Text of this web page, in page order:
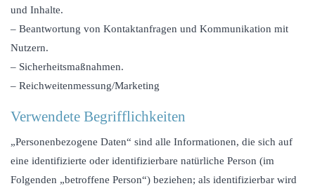
und Inhalte.
– Beantwortung von Kontaktanfragen und Kommunikation mit
Nutzern.
– Sicherheitsmaßnahmen.
– Reichweitenmessung/Marketing
Verwendete Begrifflichkeiten
„Personenbezogene Daten“ sind alle Informationen, die sich auf
eine identifizierte oder identifizierbare natürliche Person (im
Folgenden „betroffene Person“) beziehen; als identifizierbar wird